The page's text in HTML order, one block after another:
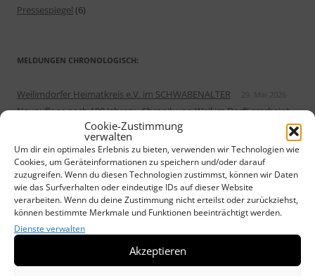
Cookie-Zustimmung
verwalten
Um dir ein optimales Erlebnis zu bieten, verwenden wir Technologien wie
Cookies, um Geräteinformationen zu speichern und/oder darauf
zuzugreifen. Wenn du diesen Technologien zustimmst, können wir Daten
wie das Surfverhalten oder eindeutige IDs auf dieser Website
verarbeiten. Wenn du deine Zustimmung nicht erteilst oder zurückziehst,
können bestimmte Merkmale und Funktionen beeinträchtigt werden.
Dienste verwalten
Akzeptieren
Pressespiegel (6)
MELDUNGEN CHRONOLOGISCH:
Weilimdorfer Heimatkreis e.V. im SCHWABENALTER 29. Mai 2026
Neuauflage nach 100 Jahren: „Chronik von Weil im Dorf“ erscheint
17. März 2026
Sonderausstellung von Ostereiern im Erdgeschoss vom Alten
Rathaus
5. März 2026
Sonderausstellung WACHSSTÖCKE und Maria Lichtmeß
13. Januar
Weilimdorfer Heimatkreis unterstützt „DRAUSSENKUNST“
17.
Oktober 2025
Neues Heimatblatt erschienen: „Die Wolfbuschsiedlung im Wandel“